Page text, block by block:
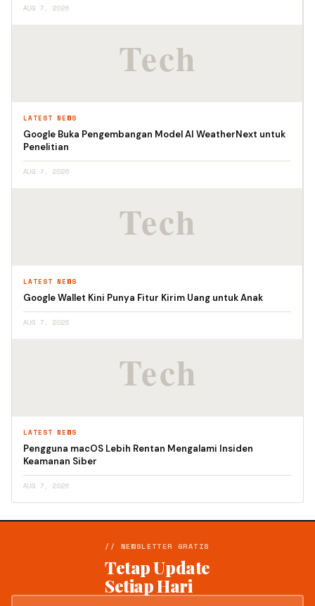
AUG 7, 2026
LATEST NEWS
Google Buka Pengembangan Model AI WeatherNext untuk
Penelitian
AUG 7, 2026
LATEST NEWS
Google Wallet Kini Punya Fitur Kirim Uang untuk Anak
AUG 7, 2026
LATEST NEWS
Pengguna macOS Lebih Rentan Mengalami Insiden
Keamanan Siber
AUG 7, 2026
// NEWSLETTER GRATIS
Tetap Update
Setiap Hari